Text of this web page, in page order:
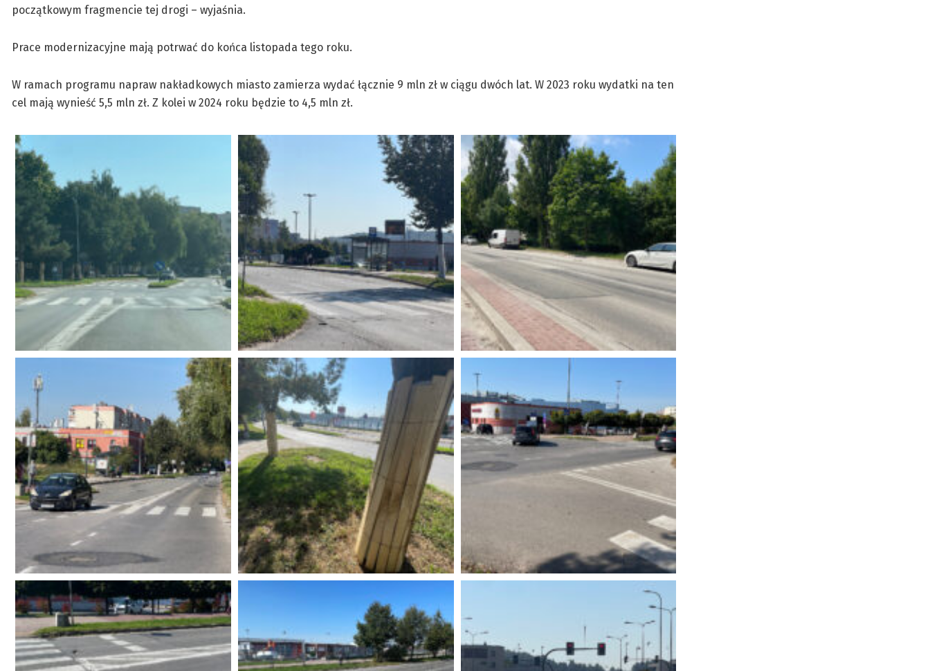
początkowym fragmencie tej drogi – wyjaśnia.
Prace modernizacyjne mają potrwać do końca listopada tego roku.
W ramach programu napraw nakładkowych miasto zamierza wydać łącznie 9 mln zł w ciągu dwóch lat. W 2023 roku wydatki na ten
cel mają wynieść 5,5 mln zł. Z kolei w 2024 roku będzie to 4,5 mln zł.